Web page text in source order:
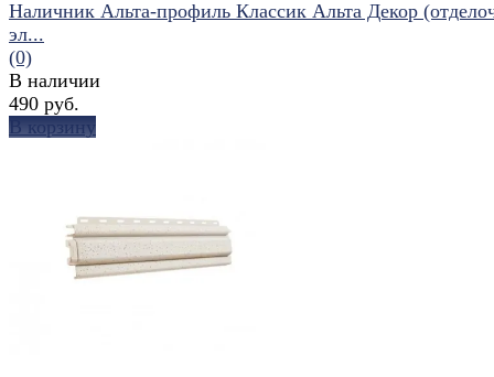
избранное сравнить
Наличник Альта-профиль Классик Альта Декор
эл...
(0)
В наличии
490 руб.
В корзину